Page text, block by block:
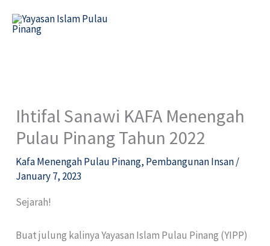
Ihtifal Sanawi KAFA Menengah
Pulau Pinang Tahun 2022
Kafa Menengah Pulau Pinang, Pembangunan Insan/
January 7, 2023
Sejarah!
Buat julung kalinya Yayasan Islam Pulau Pinang (YIPP)